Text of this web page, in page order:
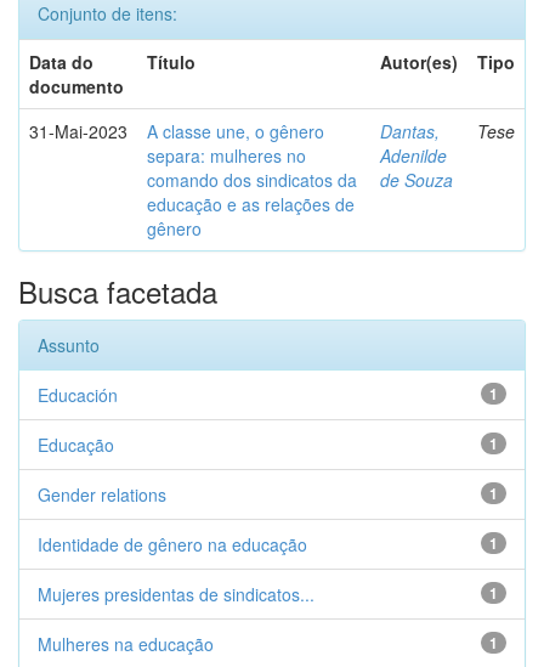
Conjunto de itens:
Data do
documento
Título Autor(es) Tipo
31-Mai-2023
A classe une, o gênero
separa: mulheres no
comando dos sindicatos da
educação e as relações de
gênero
Dantas,
Adenilde
de Souza
Tese
Busca facetada
Assunto
1
Educación
1
Educação
1
Gender relations
1
Identidade de gênero na educação
1
Mujeres presidentas de sindicatos...
1
Mulheres na educação